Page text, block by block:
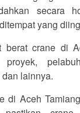
secara
yang
crane di
lainnya.
di Aceh